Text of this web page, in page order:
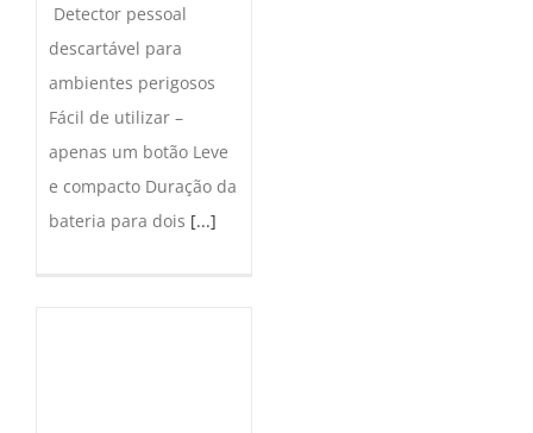
Detector pessoal
descartável para
ambientes perigosos
Fácil de utilizar –
apenas um botão Leve
e compacto Duração da
bateria para dois [...]